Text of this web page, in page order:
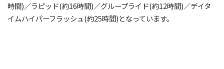
時間)／ラピッド(約16時間)／グループライド(約12時間)／デイタ
イムハイパーフラッシュ(約25時間)となっています。